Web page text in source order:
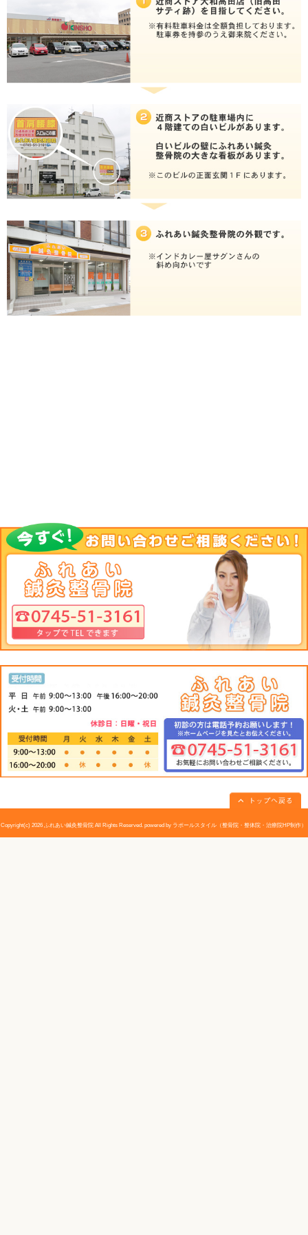
所在地
〒635-0085 奈良県大和高田市片塩町
駐車場
20台あり（近商ストア駐車料金当院
電話番号
0745-51-3161
予約
予約優先制（電話予約）
休診日
日曜・祝日
ふれあい鍼灸整骨院への道のり